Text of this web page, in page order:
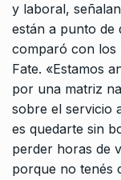
y laboral,
están a punto de
comparó con los
Fate. «Estamos
por una matriz
sobre el servicio
es quedarte sin
perder horas de
porque no tenés